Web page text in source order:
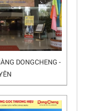
DONGCHENG -